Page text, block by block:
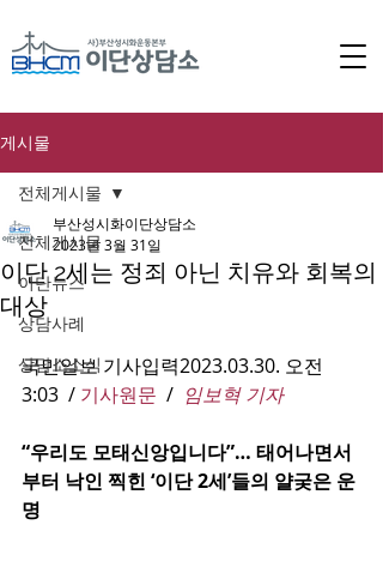
게시물
전체게시물
이단뉴스
상담사례
상담소소식
전체게시물
이단 2세는 정죄 아닌 치유와 회복의
대상
부산성시화이단상담소
2023년 3월 31일
국민일보 기사입력2023.03.30. 오전
3:03  / 기사원문
  /
임보혁 기자
“우리도 모태신앙입니다”… 태어나면서
부터 낙인 찍힌 ‘이단 2세’들의 얄궂은 운
명